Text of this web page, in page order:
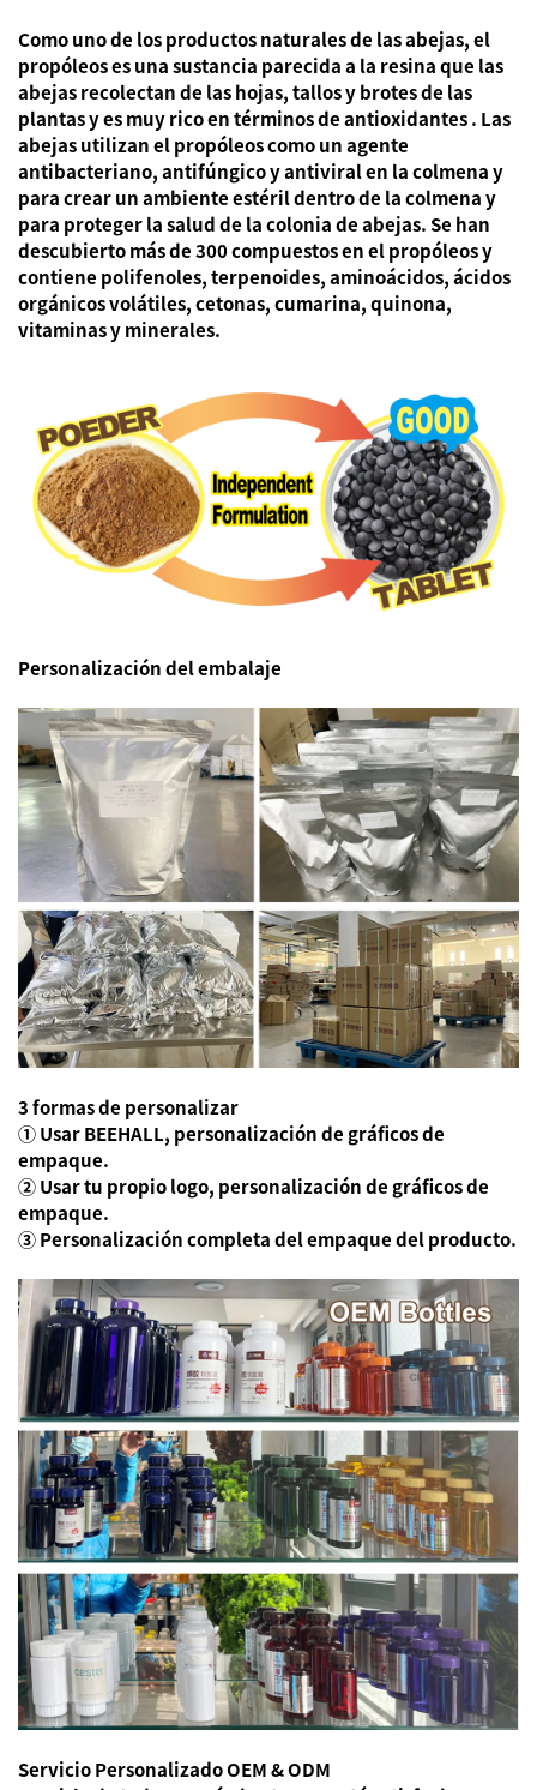
Como uno de los productos naturales de las abejas, el
propóleos es una sustancia parecida a la resina que las
abejas recolectan de las hojas, tallos y brotes de las
plantas y es muyrico en términos de antioxidantes. Las
abejas utilizan el propóleos como unagente
antibacteriano, antifúngico y antiviralen la colmena y
para crear un ambiente estéril dentro de la colmena y
para proteger la saludde la colonia de abejas.Se han
descubierto más de 300 compuestosen el propóleos y
contiene polifenoles, terpenoides, aminoácidos, ácidos
orgánicos volátiles, cetonas, cumarina, quinona,
vitaminas y minerales.
Personalización del embalaje
3 formas de personalizar
① Usar BEEHALL, personalización de gráficos de
empaque.
② Usar tu propio logo, personalización de gráficos de
empaque.
③ Personalización completa del empaque del producto.
Servicio Personalizado OEM & ODM